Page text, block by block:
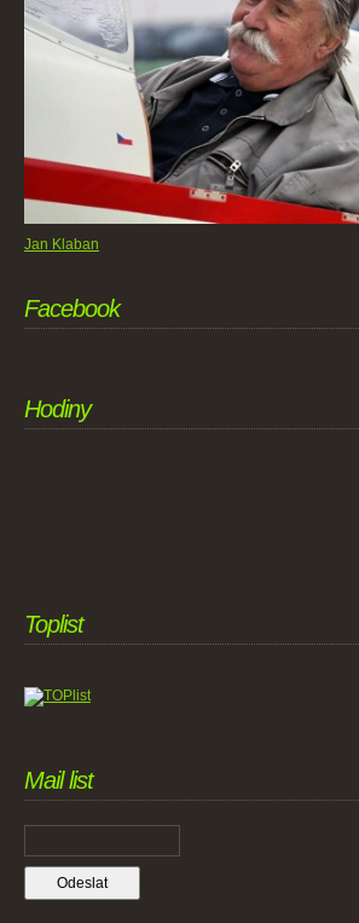
Jan Klaban
Facebook
Hodiny
Toplist
Mail list